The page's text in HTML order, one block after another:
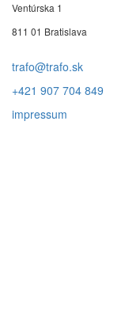
Ventúrska 1
811 01 Bratislava
trafo@trafo.sk
+421 907 704 849
impressum